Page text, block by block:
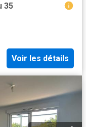
35
Voir les détails